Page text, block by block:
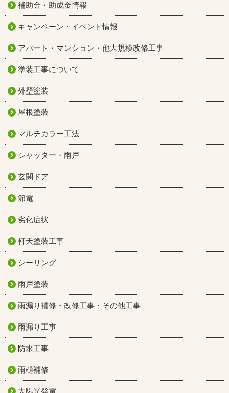
補助金・助成金情報
キャンペーン・イベント情報
アパート・マンション・他大規模改修工事
塗装工事について
外壁塗装
屋根塗装
マルチカラー工法
シャッター・雨戸
玄関ドア
節電
劣化症状
軒天塗装工事
シーリング
雨戸塗装
雨漏り補修・改修工事・その他工事
雨漏り工事
防水工事
雨樋補修